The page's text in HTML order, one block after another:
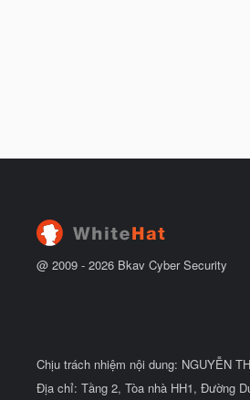
@ 2009 - 2026 Bkav Cyber Security
Chịu trách nhiệm nội dung: NGUYỄN
Địa chỉ: Tầng 2, Tòa nhà HH1, Đường